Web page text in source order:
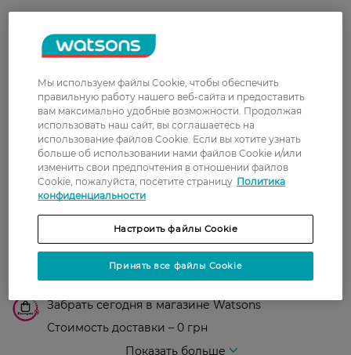
Христина
30 января, 2022
Маска добре зволожує шкіру.
Доставка
Новая почта
В отделение Новой почты - 99 грн, бесплатно
Стоимость доставки – 79 грн, бесплатная
доставка от – 599 грн
Забрать сегодня в магазине Watsons
Стоимость доставки – 0 грн
Показать больше
Мы используем файлы Cookie, чтобы обеспечить
правильную работу нашего веб-сайта и предоставить
вам максимально удобные возможности. Продолжая
использовать наш сайт, вы соглашаетесь на
использование файлов Cookie. Если вы хотите узнать
больше об использовании нами файлов Cookie и/или
изменить свои предпочтения в отношении файлов
Cookie, пожалуйста, посетите страницу Политика
конфиденциальности
Настроить файлы Cookie
Принять все файлы Cookie